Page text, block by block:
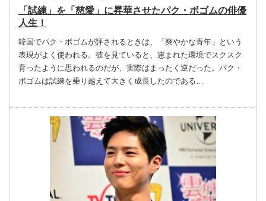
「試練」を「慈愛」に昇華させたパク・ボゴムの俳優
人生！
韓国でパク・ボゴムが評されるときは、「爽やかな青年」という
表現がよく使われる。彼を見ていると、恵まれた環境でスクスク
育ったように思われるのだが、実際はまったく逆だった。パク・
ボゴムは試練を乗り越えて大きく成長したのである…